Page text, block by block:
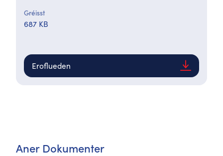
Gréisst
687 KB
Eroflueden
Aner Dokumenter